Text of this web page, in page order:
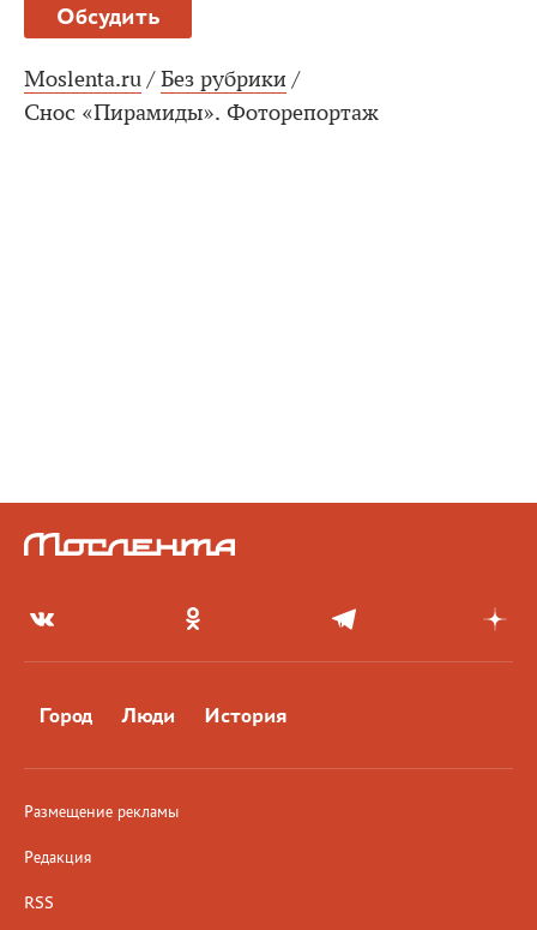
Обсудить
Moslenta.ru / Без рубрики /
Снос «Пирамиды». Фоторепортаж
Город Люди История
Размещение рекламы
Редакция
RSS